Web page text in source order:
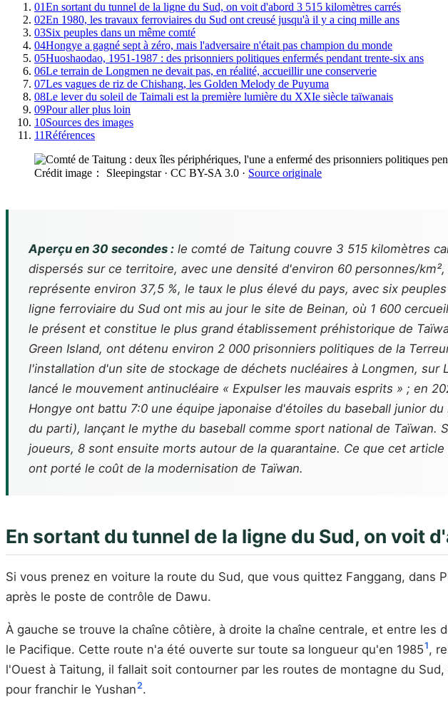
01En sortant du tunnel de la ligne du Sud, on voit d'abord 3 515 kilomètres carrés
02En 1980, les travaux ferroviaires du Sud ont creusé jusqu'à il y a cinq mille ans
03Six peuples dans un même comté
04Hongye a gagné sept à zéro, mais l'adversaire n'était pas champion du monde
05Huoshaodao, 1951-1987 : des prisonniers politiques enfermés pendant trente-six ans
06Le terrain de Longmen ne devait pas, en réalité, accueillir une conserverie
07Les vagues de riz de Chishang, les Golden Melody de Puyuma
08Le lever du soleil de Taimali est la première lumière du XXIe siècle taïwanais
09Pour aller plus loin
10Sources des images
11Références
Crédit image： Sleepingstar · CC BY-SA 3.0 · Source originale
Aperçu en 30 secondes : le comté de Taitung couvre 3 515 kilomètres
dispersés sur ce territoire, avec une densité d'environ 60 personnes/
représente environ 37,5 %, le taux le plus élevé du pays, avec six
ligne ferroviaire du Sud ont mis au jour le site de Beinan, où 1 600
le présent et constitue le plus grand établissement préhistorique de
Green Island, ont détenu environ 2 000 prisonniers politiques de la
l'installation d'un site de stockage de déchets nucléaires à Longmen,
lancé le mouvement antinucléaire « Expulser les mauvais esprits » ; en
Hongye ont battu 7:0 une équipe japonaise d'étoiles du baseball junior
du parti), lançant le mythe du baseball comme sport national de
joueurs, 8 sont ensuite morts autour de la quarantaine. Ce que cet
ont porté le coût de la modernisation de Taïwan.
En sortant du tunnel de la ligne du Sud, on voit
Si vous prenez en voiture la route du Sud, que vous quittez Fanggang,
après le poste de contrôle de Dawu.
À gauche se trouve la chaîne côtière, à droite la chaîne centrale, et entre
le Pacifique. Cette route n'a été ouverte sur toute sa longueur qu'en 19851,
l'Ouest à Taitung, il fallait soit contourner par les routes de montagne du
pour franchir le Yushan2.